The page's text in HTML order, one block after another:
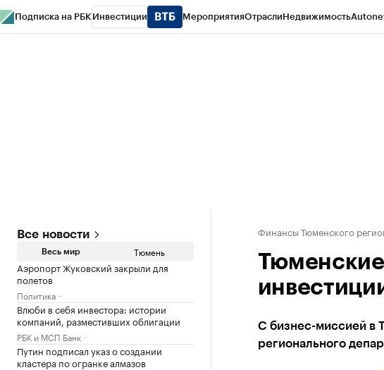
Подписка на РБК Инвестиции МероприятияОтраслиНедвижимость
Все новости
Весь мир Тюмень
Аэропорт Жуковский закрыли для
полетов
Политика
Влюби в себя инвестора: истории
компаний, разместивших облигации
РБК и МСП Банк
Путин подписал указ о создании
кластера по огранке алмазов
Финансы Тюменского
С бизнес-миссией в
регионального